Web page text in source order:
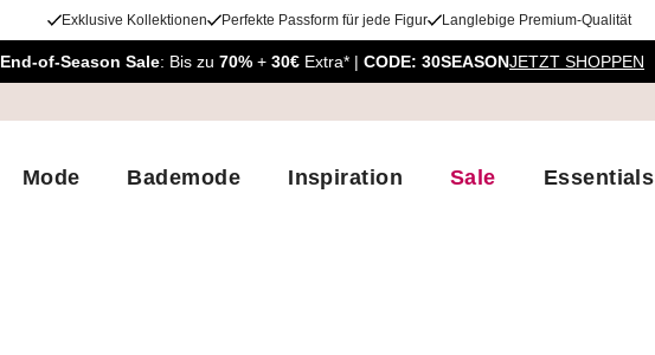
Exklusive Kollektionen Perfekte Passform für jede Figur Langlebige Premium-Qualität
End-of-Season Sale: Bis zu 70% + 30€ Extra* | CODE: 30SEASONJETZT SHOPPEN
Mode Bademode Inspiration Sale Essentials